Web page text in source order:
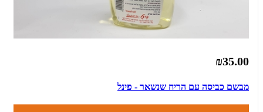
₪35.00
מבשם כביסה עם הריח שנשאר - פינל